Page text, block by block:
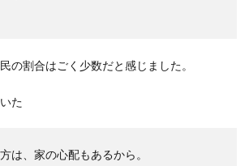
の割合はごく少数だと感じました。
た
は、家の心配もあるから。